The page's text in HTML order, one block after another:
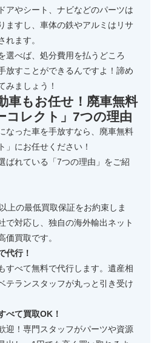
アやシート、ナビなどのパーツは
ますし、車体の鉄やアルミはリサ
れます。
選べば、処分費用を払うどころ
放すことができるんですよ！諦め
みましょう！
車もお任せ！廃車無料
コレクト」7つの理由
なった車を手放すなら、廃車無料
」にお任せください！
ばれている「7つの理由」をご紹
上の最低買取保証をお約束しま
で対応し、独自の海外輸出ネット
価買取です。
代行！
すべて無料で代行します。遺産相
テランスタッフが丸っと引き受け
べて買取OK！
迎！専門スタッフがパーツや資源